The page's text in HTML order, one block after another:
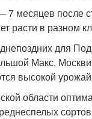
7 месяцев после
расти в разном
для
Макс,
высокой
области